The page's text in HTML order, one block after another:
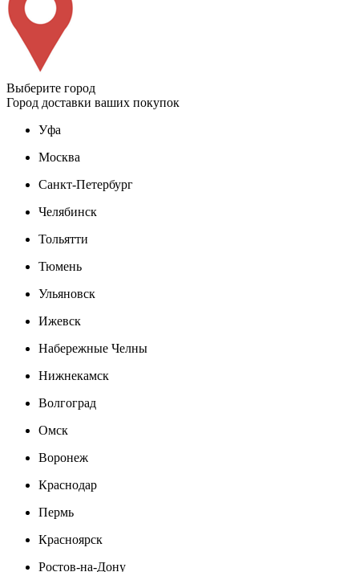
Выберите город
Город доставки ваших покупок
Уфа
Москва
Санкт-Петербург
Челябинск
Тольятти
Тюмень
Ульяновск
Ижевск
Набережные Челны
Нижнекамск
Волгоград
Омск
Воронеж
Краснодар
Пермь
Красноярск
Ростов-на-Дону